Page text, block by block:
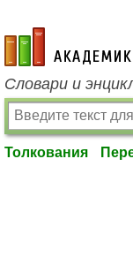
academic.ru
Словари и
Толкования